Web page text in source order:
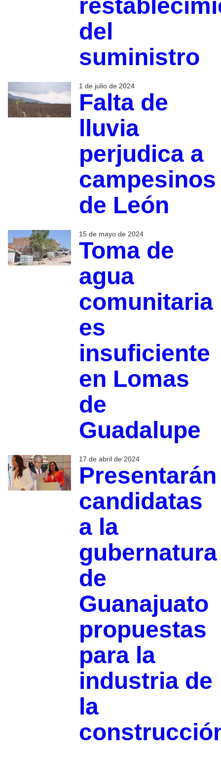
del
suministro
1 de julio de 2024
Falta de
lluvia
perjudica a
campesinos
de León
15 de mayo de 2024
Toma de
agua
comunitaria
es
insuficiente
en Lomas
de
Guadalupe
17 de abril de 2024
Presentarán
candidatas
a la
gubernatura
de
Guanajuato
propuestas
para la
industria de
la